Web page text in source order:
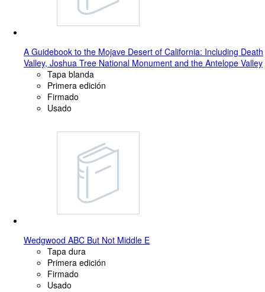
A Guidebook to the Mojave Desert of California: Including Death
Valley, Joshua Tree National Monument and the Antelope Valley
Tapa blanda
Primera edición
Firmado
Usado
Wedgwood ABC But Not Middle E
Tapa dura
Primera edición
Firmado
Usado